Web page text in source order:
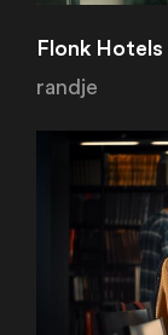
Flonk Hotels
randje